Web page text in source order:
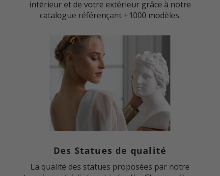
intérieur et de votre extérieur grâce à notre
catalogue référençant +1000 modèles.
Des Statues de qualité
La qualité des statues proposées par notre